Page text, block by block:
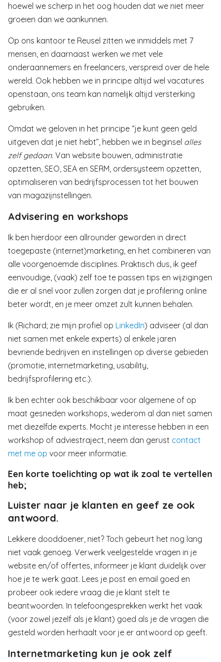
hoewel we scherp in het oog houden dat we niet meer
groeien dan we aankunnen.
Op ons kantoor te Reusel zitten we inmiddels met 7
mensen, en daarnaast werken we met vele
onderaannemers en freelancers, verspreid over de hele
wereld. Ook hebben we in principe altijd wel vacatures
openstaan, ons team kan namelijk altijd versterking
gebruiken.
Omdat we geloven in het principe “je kunt geen geld
uitgeven dat je niet hebt”, hebben we in beginsel alles
zelf gedaan. Van website bouwen, administratie
opzetten, SEO, SEA en SERM, ordersysteem opzetten,
optimaliseren van bedrijfsprocessen tot het bouwen
van magazijnstellingen.
Advisering en workshops
Ik ben hierdoor een allrounder geworden in direct
toegepaste (internet)marketing, en het combineren van
alle voorgenoemde disciplines. Praktisch dus, ik geef
eenvoudige, (vaak) zelf toe te passen tips en wijzigingen
die er al snel voor zullen zorgen dat je profilering online
beter wordt, en je meer omzet zult kunnen behalen.
Ik (Richard; zie mijn profiel op LinkedIn) adviseer (al dan
niet samen met enkele experts) al enkele jaren
bevriende bedrijven en instellingen op diverse gebieden
(promotie, internetmarketing, usability,
bedrijfsprofilering etc.).
Ik ben echter ook beschikbaar voor algemene of op
maat gesneden workshops, wederom al dan niet samen
met diezelfde experts. Mocht je interesse hebben in een
workshop of adviestraject, neem dan gerust contact
met me op voor meer informatie.
Een korte toelichting op wat ik zoal te vertellen
heb;
Luister naar je klanten en geef ze ook
antwoord.
Lekkere dooddoener, niet? Toch gebeurt het nog lang
niet vaak genoeg. Verwerk veelgestelde vragen in je
website en/of offertes, informeer je klant duidelijk over
hoe je te werk gaat. Lees je post en email goed en
probeer ook iedere vraag die je klant stelt te
beantwoorden. In telefoongesprekken werkt het vaak
(voor zowel jezelf als je klant) goed als je de vragen die
gesteld worden herhaalt voor je er antwoord op geeft.
Internetmarketing kun je ook zelf